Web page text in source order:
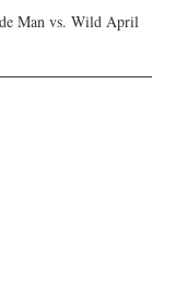
Man vs. Wild April